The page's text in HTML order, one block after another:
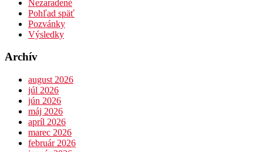
Nezaradené
Pohľad späť
Pozvánky
Výsledky
Archív
august 2026
júl 2026
jún 2026
máj 2026
apríl 2026
marec 2026
február 2026